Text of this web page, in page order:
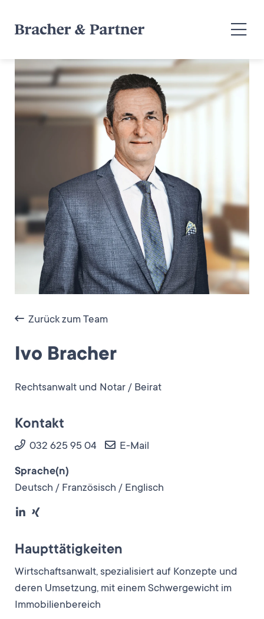
Zurück zum Team
Ivo Bracher
Rechtsanwalt und Notar / Beirat
Kontakt
032 625 95 04 E-Mail
Sprache(n)
Deutsch / Französisch / Englisch
Haupttätigkeiten
Wirtschaftsanwalt, spezialisiert auf Konzepte und
deren Umsetzung, mit einem Schwergewicht im
Immobilienbereich